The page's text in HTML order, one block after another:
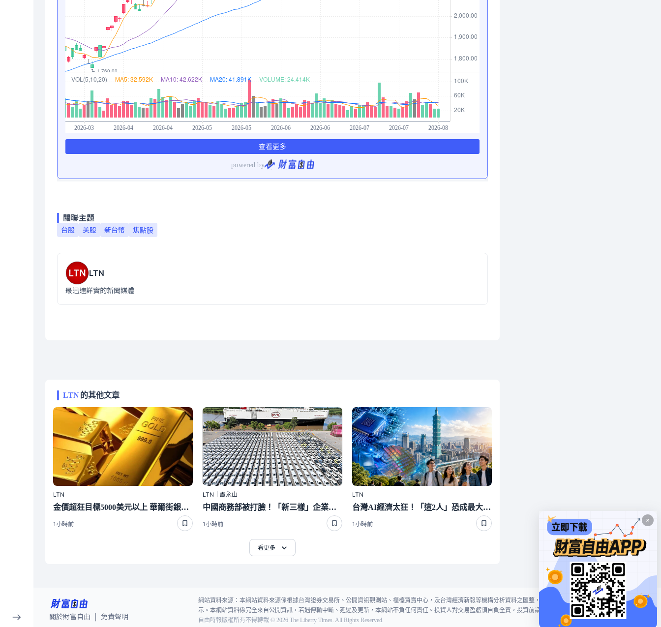
關聯主題
台股 美股 新台幣 焦點股
LTN
最迅速詳實的新聞媒體
LTN的其他文章
LTN
金價超狂目標5000美元以上 華爾街銀行給出時間
1小時前
LTN｜盧永山
中國商務部被打臉！「新三樣」企業產能過剩 註銷近1.3萬家
1小時前
LTN
台灣AI經濟太狂！「這2人」恐成最大變數 西媒全說了
1小時前
看更多
關於財富自由 免責聲明
網站資料來源：本網站資料來源係根據台灣證券交易所、公開資訊觀測站、櫃檯買賣中心，及台灣經濟新報等機構分析資料之匯整，本網站對投資人買賣不作任何建議或暗
示。本網站資料係完全來自公開資訊，若遇傳輸中斷、延遲及更新，本網站不負任何責任。投資人對交易盈虧須自負全責，投資前請謹慎評估風險。
自由時報版權所有不得轉載 © 2026 The Liberty Times. All Rights Reserved.